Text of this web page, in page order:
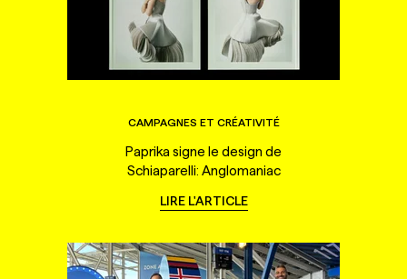
CAMPAGNES ET CRÉATIVITÉ
Paprika signe le design de
Schiaparelli: Anglomaniac
LIRE L'ARTICLE